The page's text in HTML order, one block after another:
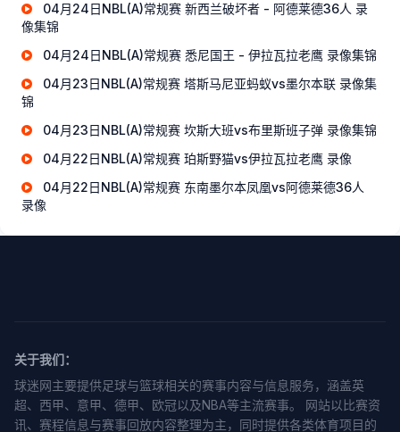
04月24日NBL(A)常规赛 新西兰破坏者 - 阿德莱德36人 录
像集锦
04月24日NBL(A)常规赛 悉尼国王 - 伊拉瓦拉老鹰 录像集锦
04月23日NBL(A)常规赛 塔斯马尼亚蚂蚁vs墨尔本联 录像集
锦
04月23日NBL(A)常规赛 坎斯大班vs布里斯班子弹 录像集锦
04月22日NBL(A)常规赛 珀斯野猫vs伊拉瓦拉老鹰 录像
04月22日NBL(A)常规赛 东南墨尔本凤凰vs阿德莱德36人
录像
关于我们：
球迷网主要提供足球与篮球相关的赛事内容与信息服务，涵盖英
超、西甲、意甲、德甲、欧冠以及NBA等主流赛事。 网站以比赛资
讯、赛程信息与赛事回放内容整理为主，同时提供各类体育项目的